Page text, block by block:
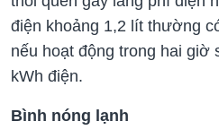
điện khoảng 1,2 lít thường
nếu hoạt động trong hai giờ
kWh điện.
Bình nóng lạnh